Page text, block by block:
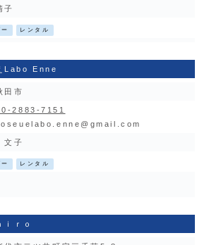
子
レンタル
Labo Enne
田市
2883-7151
子
レンタル
ｉｒｏ